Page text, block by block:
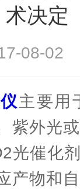
术决定
08-
主要用
紫外光
光催化
产物和